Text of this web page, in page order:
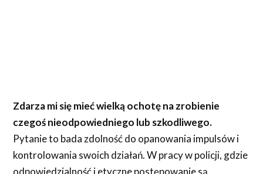
Zdarza mi się mieć wielką ochotę na zrobienie
czegoś nieodpowiedniego lub szkodliwego.
Pytanie to bada zdolność do opanowania impulsów i
kontrolowania swoich działań. W pracy w policji, gdzie
odpowiedzialność i etyczne postępowanie są